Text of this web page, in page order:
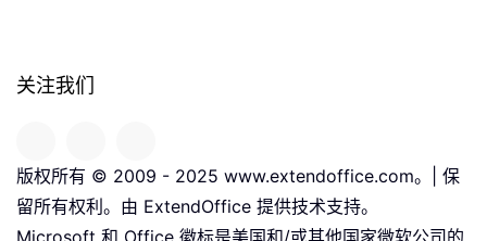
关注我们
版权所有 © 2009 - 2025 www.extendoffice.com。| 保
留所有权利。由 ExtendOffice 提供技术支持。